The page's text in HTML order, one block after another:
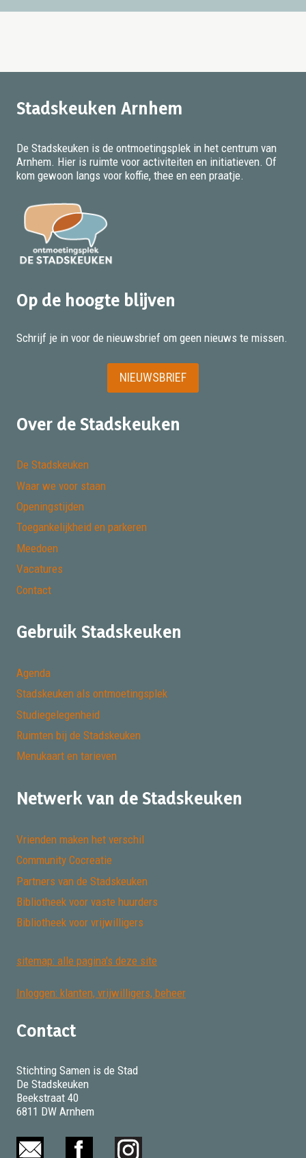
Stadskeuken Arnhem
De Stadskeuken is de ontmoetingsplek in het centrum van
Arnhem. Hier is ruimte voor activiteiten en initiatieven. Of
kom gewoon langs voor koffie, thee en een praatje.
Op de hoogte blijven
Schrijf je in voor de nieuwsbrief om geen nieuws te missen.
NIEUWSBRIEF
Over de Stadskeuken
De Stadskeuken
Waar we voor staan
Openingstijden
Toegankelijkheid en parkeren
Meedoen
Vacatures
Contact
Gebruik Stadskeuken
Agenda
Stadskeuken als ontmoetingsplek
Studiegelegenheid
Ruimten bij de Stadskeuken
Menukaart en tarieven
Netwerk van de Stadskeuken
Vrienden maken het verschil
Community Cocreatie
Partners van de Stadskeuken
Bibliotheek voor vaste huurders
Bibliotheek voor vrijwilligers
sitemap: alle pagina's deze site
Inloggen: klanten, vrijwilligers, beheer
Contact
Stichting Samen is de Stad
De Stadskeuken
Beekstraat 40
6811 DW Arnhem